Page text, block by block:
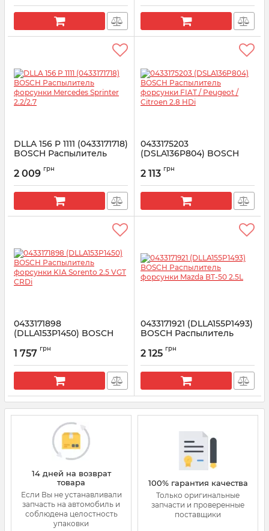
DLLA 156 P 1111 (0433171718)
BOSCH Распылитель
Sprinter 2.2/2.7
Артикул: 0433171718
2 009 грн
0433175203
(DSLA136P804) BOSCH
FIAT / Peugeot / Citroen
Артикул: 0433175203
2 113 грн
0433171898
(DLLA153P1450) BOSCH
KIA Sorento 2.5 VGT CRDi
Артикул: 0433171898
1 757 грн
0433171921 (DLLA155P1493)
BOSCH Распылитель
2.5L
Артикул: 0433171921
2 125 грн
14 дней на возврат
товара
Если Вы не устанавливали
запчасть на автомобиль и
соблюдена целостность
упаковки
100% гарантия качества
Только оригинальные
запчасти и проверенные
поставщики